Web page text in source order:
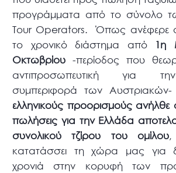
προγράμματα από το σύνολο
Tour Operators. Όπως ανέφερε
το χρονικό διάστημα από 1η
Οκτωβρίου -περίοδος που
αντιπροσωπευτική για την
συμπεριφορά των Αυστριακών-
ελληνικούς προορισμούς ανήλθε
πωλήσεις για την Ελλάδα
συνολικού τζίρου του ομίλου,
κατατάσσει τη χώρα μας για
χρονιά στην κορυφή των